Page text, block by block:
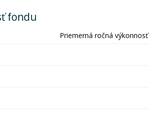
fondu
Priemerná ročná výkonnosť